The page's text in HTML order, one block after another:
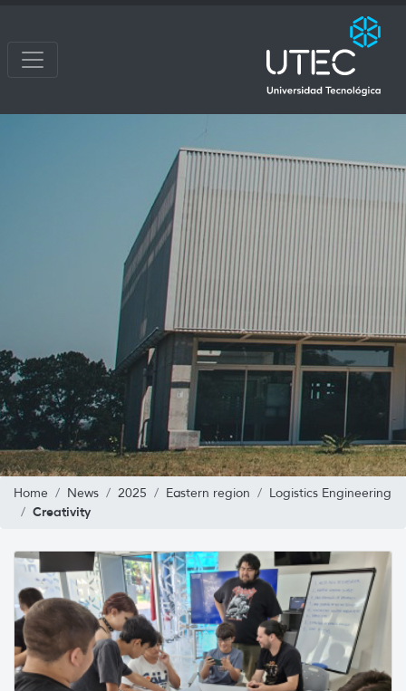
Home News 2025 Eastern region Logistics Engineering
Creativity